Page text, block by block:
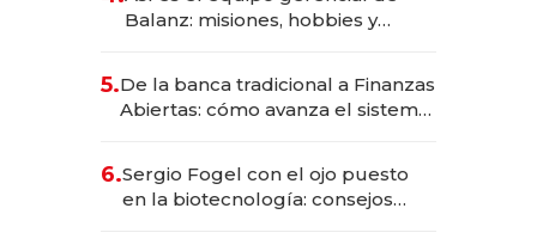
Balanz: misiones, hobbies y
5.De la banca tradicional a Finanzas
Abiertas: cómo avanza el sistema
6.Sergio Fogel con el ojo puesto
en la biotecnología: consejos